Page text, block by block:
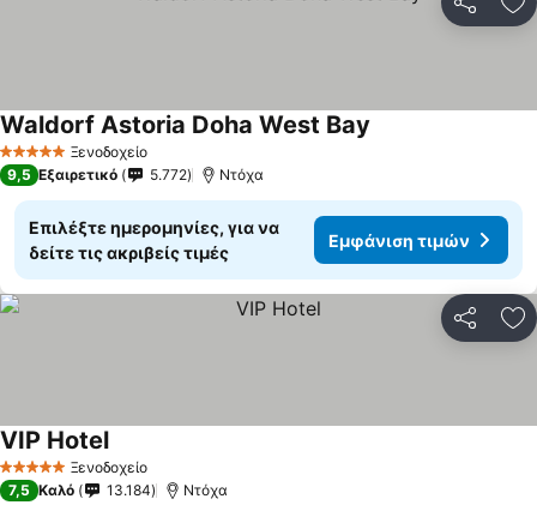
5 Αστέρια Ξενοδοχείο
Waldorf Astoria Doha West Bay
9,5 Εξαιρετικό 5.772 Ντόχα
Επιλέξτε ημερομηνίες, για να
δείτε τις ακριβείς τιμές
Εμφάνιση τιμών
5 Αστέρια Ξενοδοχείο
VIP Hotel
7,5 Καλό 13.184 Ντόχα